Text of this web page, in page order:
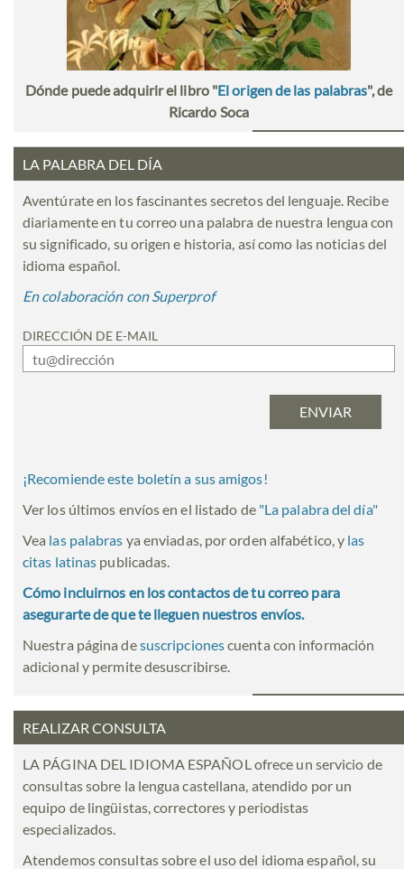
Dónde puede adquirir el libro "El origen de las palabras", de
Ricardo Soca
LA PALABRA DEL DÍA
Aventúrate en los fascinantes secretos del lenguaje. Recibe
diariamente en tu correo una palabra de nuestra lengua con
su significado, su origen e historia, así como las noticias del
idioma español.
En colaboración con Superprof
DIRECCIÓN DE E-MAIL
¡Recomiende este boletín a sus amigos!
Ver los últimos envíos en el listado de "La palabra del día"
Vea las palabras ya enviadas, por orden alfabético, y las
citas latinas publicadas.
Cómo incluirnos en los contactos de tu correo para
asegurarte de que te lleguen nuestros envíos.
Nuestra página desuscripcionescuenta con información
adicional y permite desuscribirse.
REALIZAR CONSULTA
LA PÁGINA DEL IDIOMA ESPAÑOL ofrece un servicio de
consultas sobre la lengua castellana, atendido por un
equipo de lingüistas, correctores y periodistas
especializados.
Atendemos consultas sobre el uso del idioma español, su